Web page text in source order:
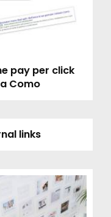
pay per click
Como
links